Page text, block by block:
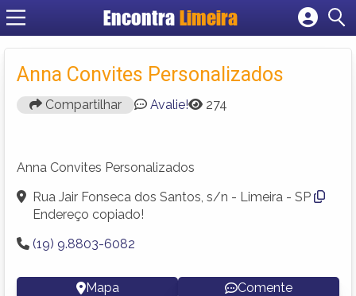
Encontra Limeira
Cadastrar empresa
Criar conta
Anna Convites Personalizados
Compartilhar Avalie! 274
Anna Convites Personalizados
Rua Jair Fonseca dos Santos, s/n - Limeira - SP
Endereço copiado!
(19) 9.8803-6082
Mapa Comente